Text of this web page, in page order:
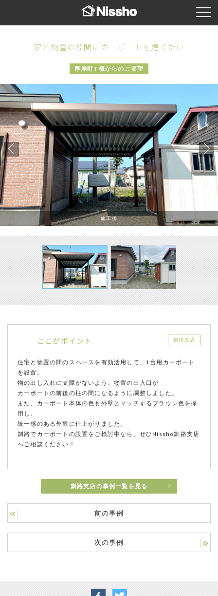
家と物置の隙間にカーポートを建てたい
厚岸町T様からのご要望
施工後
ここがポイント 釧路支店
住宅と物置の間のスペースを有効活用して、1台用カーポート
を設置。
物の出し入れに支障がないよう、物置の出入口が
カーポートの前後の柱の間になるように調整しました。
また、カーポート本体の色も外壁とマッチするブラウン色を採
用し、
統一感のある外観に仕上がりました。
釧路でカーポートの設置をご検討中なら、ぜひNissho釧路支店
へご相談ください！
釧路支店の事例一覧を見る
前の事例
次の事例